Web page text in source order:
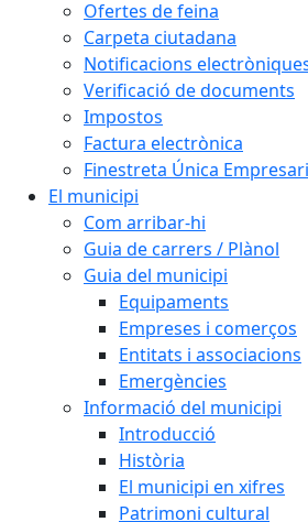
Ofertes de feina
Carpeta ciutadana
Notificacions
Verificació de documents
Impostos
Factura electrònica
Finestreta Única
El municipi
Com arribar-hi
Guia de carrers / Plànol
Guia del municipi
Equipaments
Empreses i comerços
Entitats i associacions
Emergències
Informació del municipi
Introducció
Història
El municipi en xifres
Patrimoni cultural